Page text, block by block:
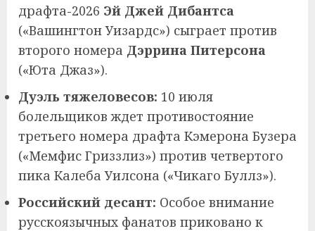
драфта-2026 Эй Джей Дибантса
(«Вашингтон Уизардс») сыграет против
второго номера Дэррина Питерсона
(«Юта Джаз»).
Дуэль тяжеловесов: 10 июля
болельщиков ждет противостояние
третьего номера драфта Кэмерона Бузера
(«Мемфис Гриззлиз») против четвертого
пика Калеба Уилсона («Чикаго Буллз»).
Российский десант: Особое внимание
русскоязычных фанатов приковано к